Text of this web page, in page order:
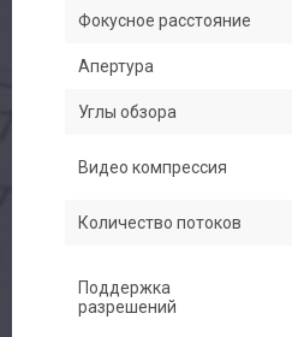
Фокусное расстояние
Апертура
Углы обзора
Видео компрессия
Количество потоков
Поддержка
разрешений